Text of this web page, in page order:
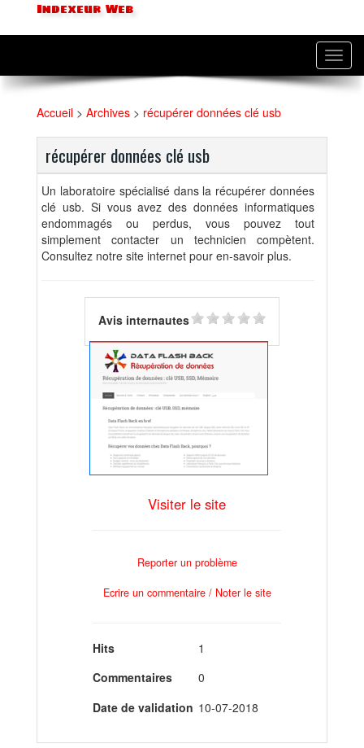
Indexeur Web
Accueil > Archives > récupérer données clé usb
récupérer données clé usb
Un laboratoire spécialisé dans la récupérer données
clé usb. Si vous avez des données informatiques
endommagés ou perdus, vous pouvez tout
simplement contacter un technicien compètent.
Consultez notre site internet pour en-savoir plus.
Avis internautes
Visiter le site
Reporter un problème
Ecrire un commentaire / Noter le site
Hits
1
Commentaires
0
Date de validation 10-07-2018